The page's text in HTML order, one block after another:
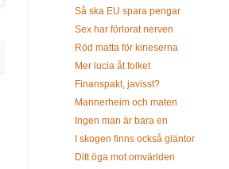
Så ska EU spara pengar
Sex har förlorat nerven
Röd matta för kineserna
Mer lucia åt folket
Finanspakt, javisst?
Mannerheim och maten
Ingen man är bara en
I skogen finns också gläntor
Ditt öga mot omvärlden